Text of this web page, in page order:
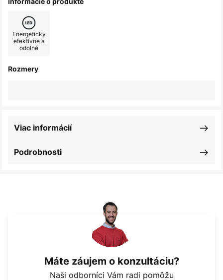
Energeticky
efektívne a
odolné
Rozmery
Podrobnosti
Viac informácií
Máte záujem o konzultáciu?
Naši odborníci Vám radi pomôžu